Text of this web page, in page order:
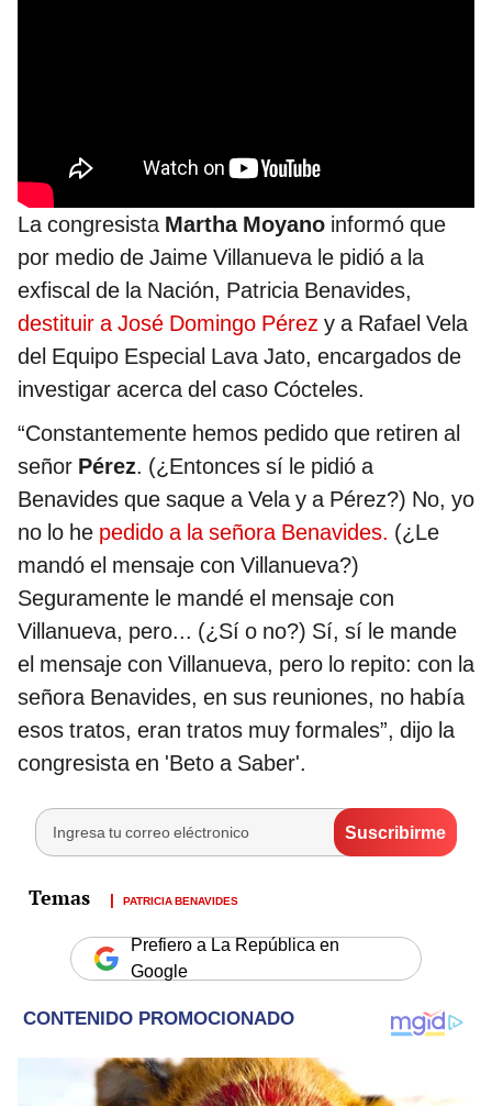
La congresistaMartha Moyano informó que
por medio de Jaime Villanueva le pidió a la
exfiscal de la Nación, Patricia Benavides,
destituir a José Domingo Pérez y a Rafael Vela
del Equipo Especial Lava Jato, encargados de
investigar acerca del caso Cócteles.
“Constantemente hemos pedido que retiren al
señor Pérez. (¿Entonces sí le pidió a
Benavides que saque a Vela y a Pérez?) No, yo
no lo he pedido a la señora Benavides. (¿Le
mandó el mensaje con Villanueva?)
Seguramente le mandé el mensaje con
Villanueva, pero... (¿Sí o no?) Sí, sí le mande
el mensaje con Villanueva, pero lo repito: con la
señora Benavides, en sus reuniones, no había
esos tratos, eran tratos muy formales”, dijo la
congresista en 'Beto a Saber'.
PATRICIA BENAVIDES
Prefiero a La República en
Google